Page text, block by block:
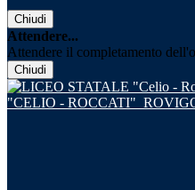
Chiudi
Attendere...
Attendere il completamento
Chiudi
"CELIO - ROCCATI"